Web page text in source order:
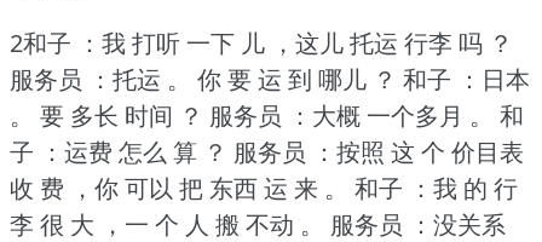
2和子 ：我 打听 一下 儿 ，这儿 托运 行李 吗 ？
服务员 ：托运 。
你 要 运 到 哪儿 ？ 和子 ：日本
。
要 多长 时间 ？ 服务员 ：大概 一个多月 。
和
子 ：运费 怎么 算 ？ 服务员 ：按照 这 个 价目表
收 费 ，你 可以 把 东西 运 来 。
和子 ：我 的 行
李 很 大 ，一 个 人 搬 不动 。
服务员 ：没关系